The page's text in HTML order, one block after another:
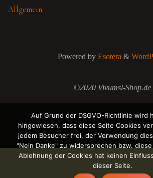
Allgemein
Powered byEsotera&
©2020 Vivumsl-Shop.de
Auf Grund der DSGVO-Richtlinie wird
hingewiesen, dass diese Seite Cookies
jedem Besucher frei, der Verwendung
"Nein Danke" zu widersprechen bzw.
Ablehnung der Cookies hat keinen
dieser Seite.